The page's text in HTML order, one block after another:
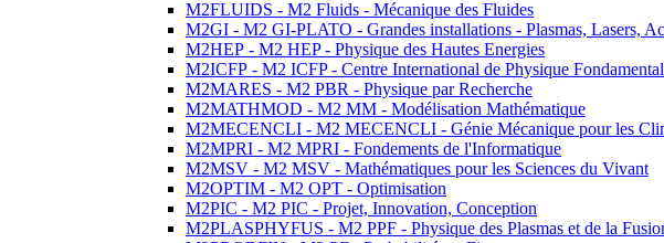
M2FLUIDS - M2 Fluids - Mécanique des Fluides
M2GI - M2 GI-PLATO - Grandes installations - Plasmas, Lasers,
M2HEP - M2 HEP - Physique des Hautes Energies
M2ICFP - M2 ICFP - Centre International de Physique
M2MARES - M2 PBR - Physique par Recherche
M2MATHMOD - M2 MM - Modélisation Mathématique
M2MECENCLI - M2 MECENCLI - Génie Mécanique pour les
M2MPRI - M2 MPRI - Fondements de l'Informatique
M2MSV - M2 MSV - Mathématiques pour les Sciences du Vivant
M2OPTIM - M2 OPT - Optimisation
M2PIC - M2 PIC - Projet, Innovation, Conception
M2PLASPHYFUS - M2 PPF - Physique des Plasmas et de la